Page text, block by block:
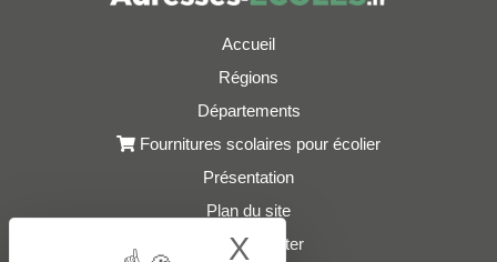
Accueil
Régions
Départements
Fournitures scolaires pour écolier
Présentation
Plan du site
Nous contacter
X Hide cookie